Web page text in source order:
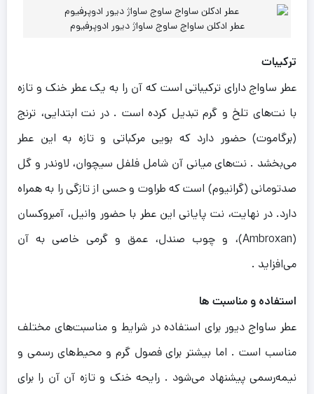
عطر ادکلن ساواج ساوج ساواژ دیور ادوپرفیوم
ترکیبات
عطر ساواج دارای ترکیباتی است که آن را به یک عطر خنک و تازه
با نت‌های تلخ و گرم تبدیل کرده است . در نت ابتدایی، ترنج
(برگاموت) حضور دارد که بویی مرکباتی و تازه به این عطر
می‌بخشد . نت‌های میانی آن شامل فلفل سیچوان، لاوندر و گل
صدتومانی (گرانیوم) است که طراوت و حسی از تازگی را به همراه
دارد. در نهایت، نت پایانی این عطر با حضور وانیل، آمبروکسان
(Ambroxan)، و چوب صندل، عمق و گرمی خاصی به آن
می‌افزاید .
استفاده و مناسبت‌ ها
عطر ساواج دیور برای استفاده در شرایط و مناسبت‌های مختلف
مناسب است . اما بیشتر برای فصول گرم و محیط‌های رسمی و
نیمه‌رسمی پیشنهاد می‌شود . رایحه خنک و تازه آن آن را برای